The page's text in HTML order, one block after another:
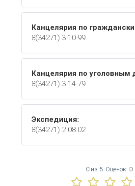
Канцелярия по
8(34271) 3-10-99
Канцелярия по уголовным
8(34271) 3-14-79
Экспедиция:
8(34271) 2-08-02
0 из 5. Оценок: 0